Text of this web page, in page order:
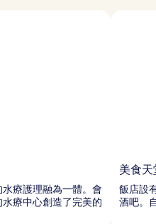
療護理融為一體。會
療中心創造了完美的
美食天
飯店設
酒吧。